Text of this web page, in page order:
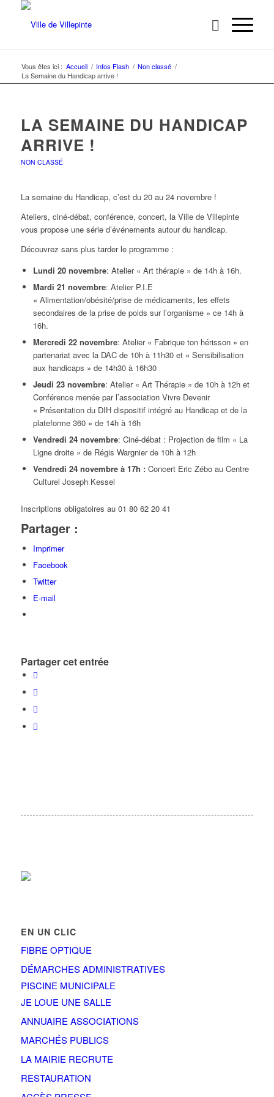
Vous êtes ici : Accueil / Infos Flash / Non classé /
La Semaine du Handicap arrive !
LA SEMAINE DU HANDICAP
ARRIVE !
NON CLASSÉ
La semaine du Handicap, c’est du 20 au 24 novembre !
Ateliers, ciné-débat, conférence, concert, la Ville de Villepinte
vous propose une série d’événements autour du handicap.
Découvrez sans plus tarder le programme :
Lundi 20 novembre: Atelier « Art thérapie » de 14h à 16h.
Mardi 21 novembre: Atelier P.I.E
« Alimentation/obésité/prise de médicaments, les effets
secondaires de la prise de poids sur l’organisme » ce 14h à
16h.
Mercredi 22 novembre: Atelier « Fabrique ton hérisson » en
partenariat avec la DAC de 10h à 11h30 et « Sensibilisation
aux handicaps » de 14h30 à 16h30
Jeudi 23 novembre: Atelier « Art Thérapie » de 10h à 12h et
Conférence menée par l’association Vivre Devenir
« Présentation du DIH dispositif intégré au Handicap et de la
plateforme 360 » de 14h à 16h
Vendredi 24 novembre: Ciné-débat : Projection de film « La
Ligne droite » de Régis Wargnier de 10h à 12h
Vendredi 24 novembre à 17h :Concert Eric Zébo au Centre
Culturel Joseph Kessel
Inscriptions obligatoires au 01 80 62 20 41
Partager :
Imprimer
Facebook
Twitter
E-mail
Partager cet entrée
EN UN CLIC
FIBRE OPTIQUE
DÉMARCHES ADMINISTRATIVES
PISCINE MUNICIPALE
JE LOUE UNE SALLE
ANNUAIRE ASSOCIATIONS
MARCHÉS PUBLICS
LA MAIRIE RECRUTE
RESTAURATION